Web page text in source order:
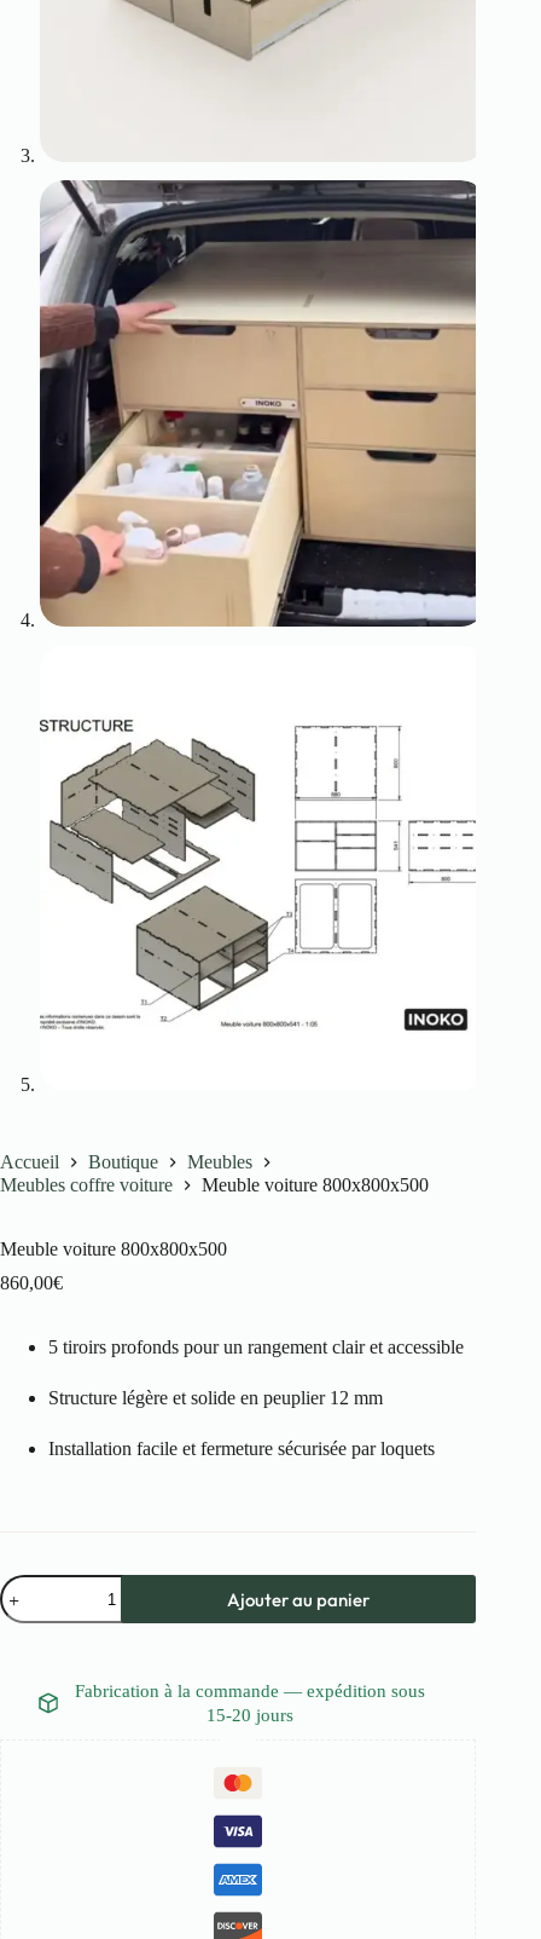
Accueil Boutique
Meubles
Meubles coffre voiture
Meuble voiture 800x800x500
Meuble voiture 800x800x500
860,00€
5 tiroirs profonds pour un rangement clair et accessible
Structure légère et solide en peuplier 12 mm
Installation facile et fermeture sécurisée par loquets
quantité
de
Meuble
Ajouter au panier
Fabrication à la commande — expédition sous
15-20 jours